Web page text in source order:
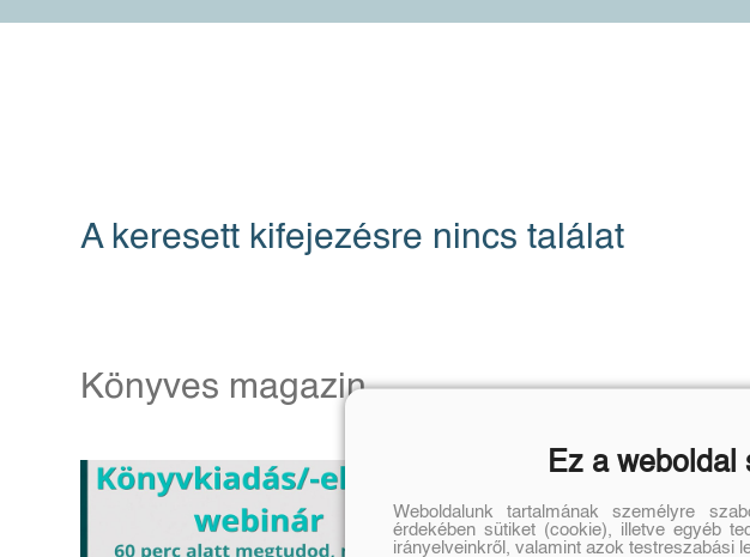
A keresett kifejezésre nincs találat
Könyves magazin
Ez a weboldal
Weboldalunk tartalmának személyre
érdekében sütiket (cookie), illetve egyéb
irányelveinkről, valamint azok testreszabási